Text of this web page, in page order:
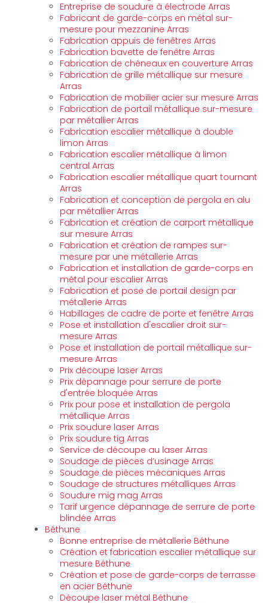
Entreprise de soudure à électrode Arras
Fabricant de garde-corps en métal sur-
mesure pour mezzanine Arras
Fabrication appuis de fenêtres Arras
Fabrication bavette de fenêtre Arras
Fabrication de chéneaux en couverture Arras
Fabrication de grille métallique sur mesure
Arras
Fabrication de mobilier acier sur mesure Arras
Fabrication de portail métallique sur-mesure
par métallier Arras
Fabrication escalier métallique à double
limon Arras
Fabrication escalier métallique à limon
central Arras
Fabrication escalier métallique quart tournant
Arras
Fabrication et conception de pergola en alu
par métallier Arras
Fabrication et création de carport métallique
sur mesure Arras
Fabrication et création de rampes sur-
mesure par une métallerie Arras
Fabrication et installation de garde-corps en
métal pour escalier Arras
Fabrication et pose de portail design par
métallerie Arras
Habillages de cadre de porte et fenêtre Arras
Pose et installation d'escalier droit sur-
mesure Arras
Pose et installation de portail métallique sur-
mesure Arras
Prix découpe laser Arras
Prix dépannage pour serrure de porte
d'entrée bloquée Arras
Prix pour pose et installation de pergola
métallique Arras
Prix soudure laser Arras
Prix soudure tig Arras
Service de découpe au laser Arras
Soudage de pièces d’usinage Arras
Soudage de pièces mécaniques Arras
Soudage de structures métalliques Arras
Soudure mig mag Arras
Tarif urgence dépannage de serrure de porte
blindée Arras
Béthune
Bonne entreprise de métallerie Béthune
Création et fabrication escalier métallique sur
mesure Béthune
Création et pose de garde-corps de terrasse
en acier Béthune
Découpe laser métal Béthune